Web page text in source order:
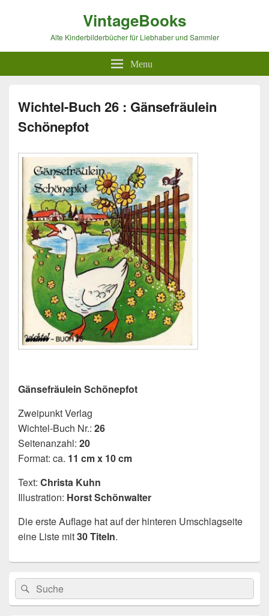
VintageBooks
Alte Kinderbilderbücher für Liebhaber und Sammler
Menu
Wichtel-Buch 26 : Gänsefräulein
Schönepfot
Gänsefräulein Schönepfot
Zweipunkt Verlag
Wichtel-Buch Nr.: 26
Seitenanzahl: 20
Format: ca. 11 cm x 10 cm
Text: Christa Kuhn
Illustration: Horst Schönwalter
Die erste Auflage hat auf der hinteren Umschlagseite
eine Liste mit30 Titeln.
Primärer
Seitenleisten
Widget-
Bereich
Search
for:
Suche